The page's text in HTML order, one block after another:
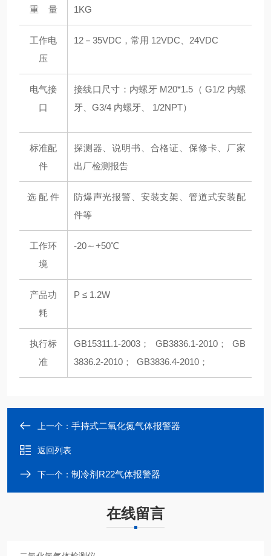
重 量 1KG
工作电
压
12－35VDC，常用 12VDC、24VDC
电气接
口
接线口尺寸：内螺牙 M20*1.5（ G1/2 内螺
牙、G3/4 内螺牙、 1/2NPT）
标准配
件
探测器、说明书、合格证、保修卡、厂家
出厂检测报告
选 配 件
防爆声光报警、安装支架、管道式安装配
件等
工作环
境
-20～+50℃
产品功
耗
P ≤ 1.2W
执行标
准
GB15311.1-2003； GB3836.1-2010； GB
3836.2-2010； GB3836.4-2010；
上一个： 手持式二氧化氮气体报警器
返回列表
下一个： 制冷剂R22气体报警器
在线留言